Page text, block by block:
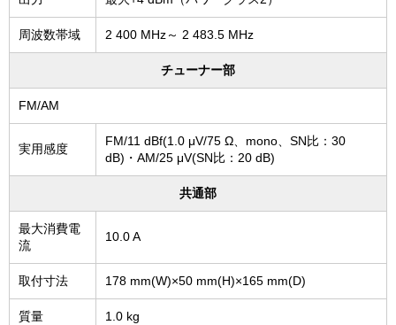
周波数帯域 2 400 MHz～ 2 483.5 MHz
チューナー部
FM/AM
実用感度
FM/11 dBf(1.0 μV/75 Ω、mono、SN比：30
dB)・AM/25 μV(SN比：20 dB)
共通部
最大消費電
流
10.0 A
取付寸法 178 mm(W)×50 mm(H)×165 mm(D)
質量 1.0 kg